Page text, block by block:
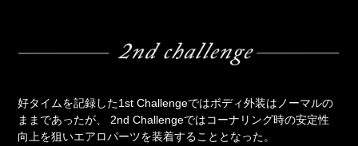
好タイムを記録した1st Challengeではボディ外装はノーマルの
ままであったが、
2nd Challengeではコーナリング時の安定性
向上を狙いエアロパーツを装着することとなった。